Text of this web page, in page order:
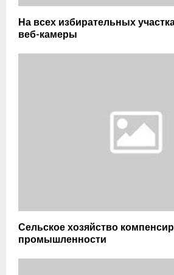
На всех избирательных
веб-камеры
Сельское хозяйство
промышленности